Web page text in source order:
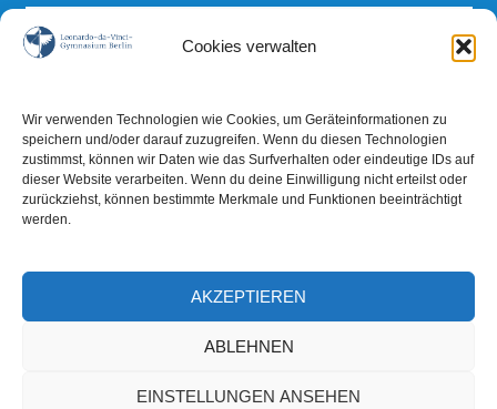
Cookies verwalten
Wir verwenden Technologien wie Cookies, um Geräteinformationen zu
speichern und/oder darauf zuzugreifen. Wenn du diesen Technologien
zustimmst, können wir Daten wie das Surfverhalten oder eindeutige IDs auf
dieser Website verarbeiten. Wenn du deine Einwilligung nicht erteilst oder
zurückziehst, können bestimmte Merkmale und Funktionen beeinträchtigt
werden.
AKZEPTIEREN
ABLEHNEN
EINSTELLUNGEN ANSEHEN